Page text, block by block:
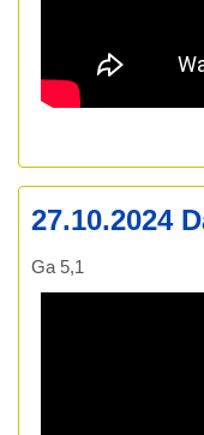
27.10.2024
Ga 5,1